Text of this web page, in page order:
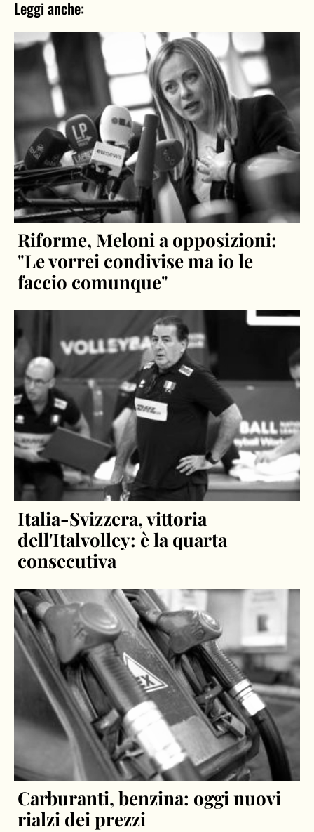
Leggi anche:
Riforme, Meloni a opposizioni:
"Le vorrei condivise ma io le
faccio comunque"
Italia-Svizzera, vittoria
dell'Italvolley: è la quarta
consecutiva
Carburanti, benzina: oggi nuovi
rialzi dei prezzi